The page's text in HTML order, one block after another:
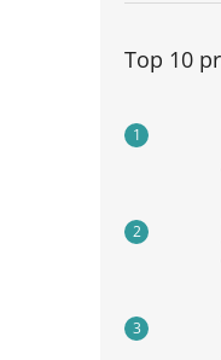
Top 10